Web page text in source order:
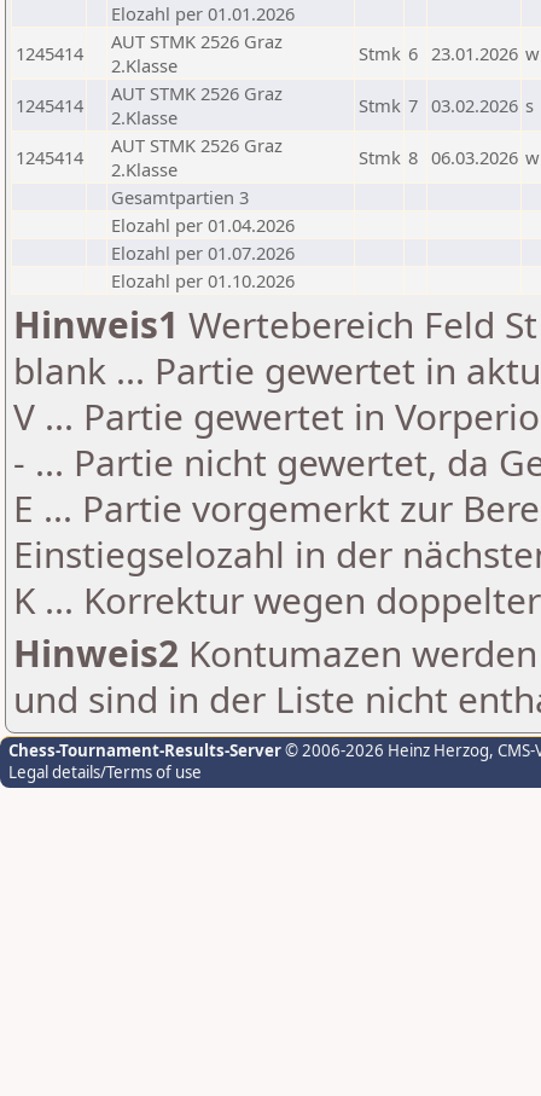
Elozahl per 01.01.2026
1245414
AUT STMK 2526 Graz
2.Klasse
Stmk 6 23.01.2026 w
1245414
AUT STMK 2526 Graz
2.Klasse
Stmk 7 03.02.2026 s
1245414
AUT STMK 2526 Graz
2.Klasse
Stmk 8 06.03.2026 w
Gesamtpartien 3
Elozahl per 01.04.2026
Elozahl per 01.07.2026
Elozahl per 01.10.2026
Hinweis1 Wertebereich Feld
blank ... Partie gewertet in
V ... Partie gewertet in
- ... Partie nicht gewertet, da
E ... Partie vorgemerkt zur
Einstiegselozahl in der
K ... Korrektur wegen
Hinweis2 Kontumazen
und sind in der Liste nicht
Chess-Tournament-Results-Server© 2006-2026 Heinz Herzog,
Legal details/Terms of use